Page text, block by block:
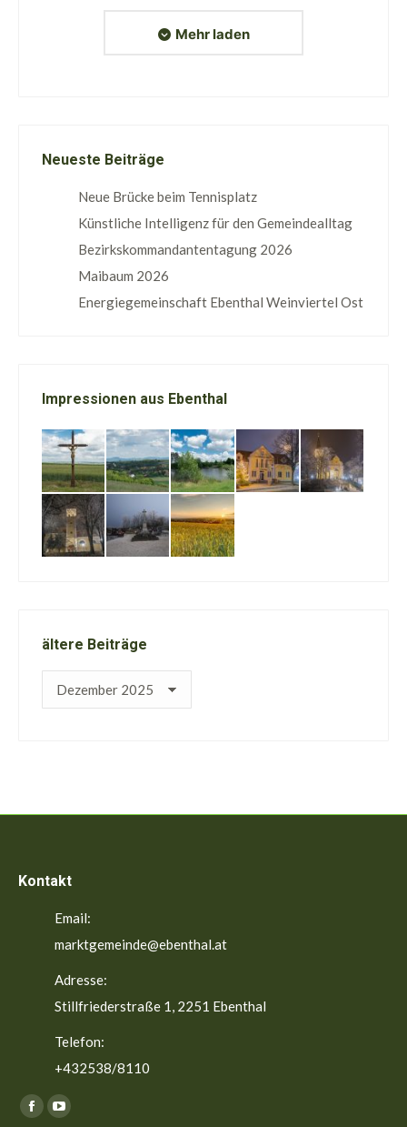
Mehr laden
Neueste Beiträge
Neue Brücke beim Tennisplatz
Künstliche Intelligenz für den Gemeindealltag
Bezirkskommandantentagung 2026
Maibaum 2026
Energiegemeinschaft Ebenthal Weinviertel Ost
Impressionen aus Ebenthal
ältere Beiträge
ältere
Kontakt
Email:
marktgemeinde@ebenthal.at
Adresse:
Stillfriederstraße 1, 2251 Ebenthal
Telefon:
+432538/8110
Finden Sie uns auf:
FacebookYouTube